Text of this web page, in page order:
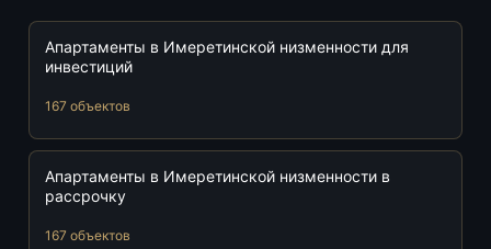
Апартаменты в Имеретинской низменности для
инвестиций
167 объектов
Апартаменты в Имеретинской низменности в
рассрочку
167 объектов